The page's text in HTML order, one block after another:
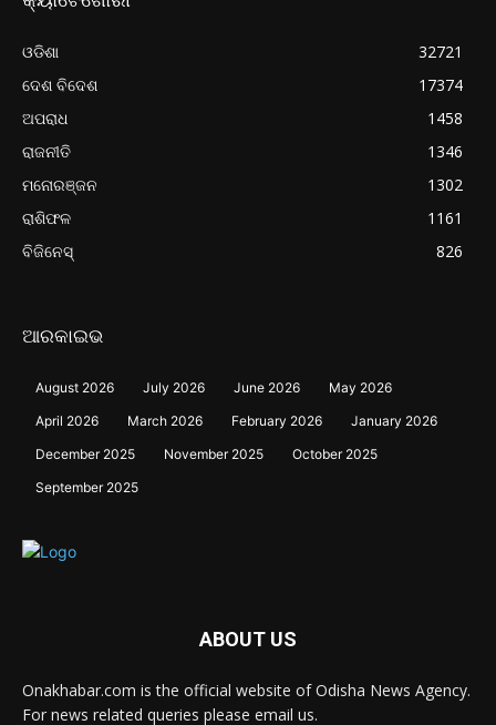
ଓଡିଶା
32721
ଦେଶ ବିଦେଶ
17374
ଅପରାଧ
1458
ରାଜନୀତି
1346
ମନୋରଞ୍ଜନ
1302
ରାଶିଫଳ
1161
ବିଜିନେସ୍
826
ଆରକାଇଭ
August 2026 July 2026 June 2026
May 2026
April 2026
March 2026 February 2026
January 2026
December 2025
November 2025
October 2025
September 2025
ABOUT US
Onakhabar.com is the official website of Odisha News Agency.
For news related queries please email us.